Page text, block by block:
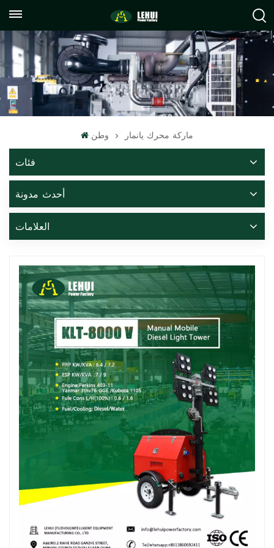
059122071372
info@lehuipowerfactory.com
وطن ماركة محرك يانمار
فئات
أحدث مدونة
العلامات